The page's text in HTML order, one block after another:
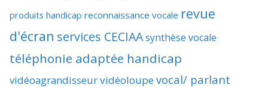
produits handicap reconnaissance vocale revue
d'écran services CECIAAsynthèse vocale
téléphonie adaptée handicap
vidéoagrandisseurvidéoloupevocal/ parlant